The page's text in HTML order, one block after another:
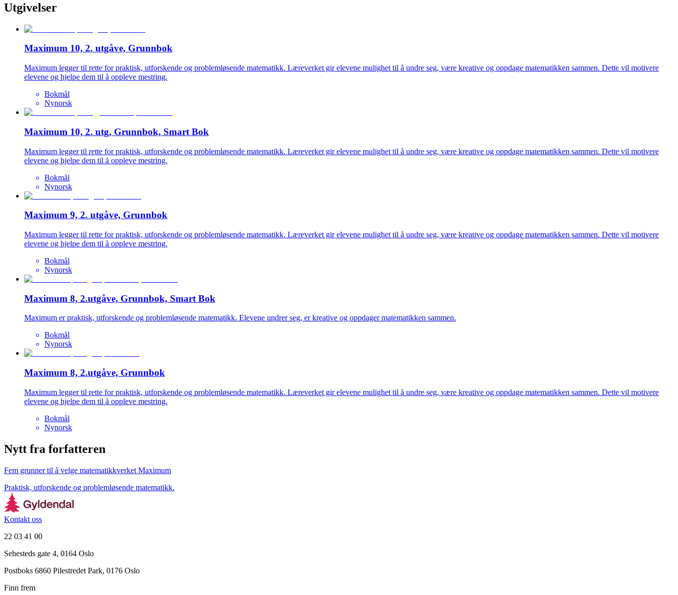
Utgivelser
Maximum 10, 2. utgåve, Grunnbok
Maximum legger til rette for praktisk, utforskende og problemløsende matematikk. Læreverket gir elevene mulighet til å undre seg, være kreative og oppdage matematikken sammen. Dette vil motivere
elevene og hjelpe dem til å oppleve mestring.
Bokmål
Nynorsk
Maximum 10, 2. utg, Grunnbok, Smart Bok
Maximum legger til rette for praktisk, utforskende og problemløsende matematikk. Læreverket gir elevene mulighet til å undre seg, være kreative og oppdage matematikken sammen. Dette vil motivere
elevene og hjelpe dem til å oppleve mestring.
Bokmål
Nynorsk
Maximum 9, 2. utgåve, Grunnbok
Maximum legger til rette for praktisk, utforskende og problemløsende matematikk. Læreverket gir elevene mulighet til å undre seg, være kreative og oppdage matematikken sammen. Dette vil motivere
elevene og hjelpe dem til å oppleve mestring.
Bokmål
Nynorsk
Maximum 8, 2.utgåve, Grunnbok, Smart Bok
Maximum er praktisk, utforskende og problemløsende matematikk. Elevene undrer seg, er kreative og oppdager matematikken sammen.
Bokmål
Nynorsk
Maximum 8, 2.utgåve, Grunnbok
Maximum legger til rette for praktisk, utforskende og problemløsende matematikk. Læreverket gir elevene mulighet til å undre seg, være kreative og oppdage matematikken sammen. Dette vil motivere
elevene og hjelpe dem til å oppleve mestring.
Bokmål
Nynorsk
Nytt fra forfatteren
Fem grunner til å velge matematikkverket Maximum
Praktisk, utforskende og problemløsende matematikk.
Kontakt oss
22 03 41 00
Sehesteds gate 4, 0164 Oslo
Postboks 6860 Pilestredet Park, 0176 Oslo
Finn frem